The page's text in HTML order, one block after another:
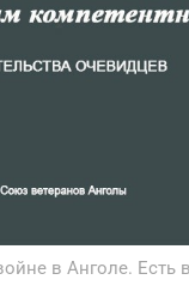
в Анголе. Есть